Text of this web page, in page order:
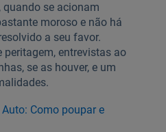
quando se acionam
moroso e não há
a seu favor.
peritagem, entrevistas ao
se as houver, e um
Como poupar e